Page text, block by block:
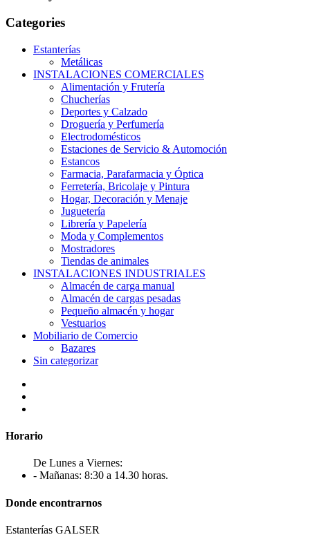
Categories
Estanterías
Metálicas
INSTALACIONES COMERCIALES
Alimentación y Frutería
Chucherías
Deportes y Calzado
Droguería y Perfumería
Electrodomésticos
Estaciones de Servicio & Automoción
Estancos
Farmacia, Parafarmacia y Óptica
Ferretería, Bricolaje y Pintura
Hogar, Decoración y Menaje
Juguetería
Librería y Papelería
Moda y Complementos
Mostradores
Tiendas de animales
INSTALACIONES INDUSTRIALES
Almacén de carga manual
Almacén de cargas pesadas
Pequeño almacén y hogar
Vestuarios
Mobiliario de Comercio
Bazares
Sin categorizar
Horario
De Lunes a Viernes:
- Mañanas: 8:30 a 14.30 horas.
Donde encontrarnos
Estanterías GALSER